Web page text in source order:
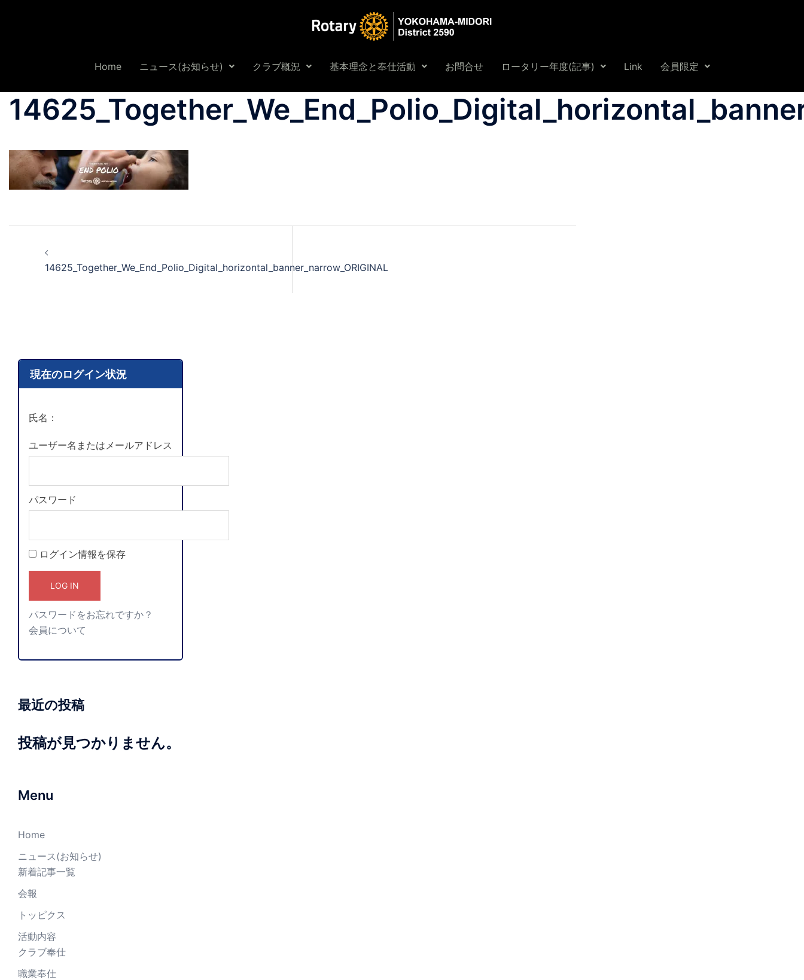
Home ニュース(お知らせ) クラブ概況 基本理念と奉仕活動 お問合せ ロータリー年度(記事) Link 会員限定
14625_Together_We_End_Polio_Digital_horizontal_banner_narrow_ORIGINAL
現在のログイン状況
氏名：
ユーザー名またはメールアドレス
パスワード
ログイン情報を保存
パスワードをお忘れですか？
会員について
最近の投稿
投稿が見つかりません。
Menu
Home
ニュース(お知らせ)
新着記事一覧
会報
トッピクス
活動内容
クラブ奉仕
職業奉仕